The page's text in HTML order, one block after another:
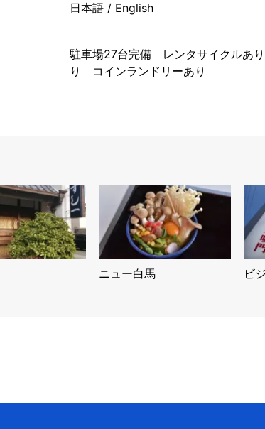
日本語 / English
駐車場27台完備 レンタサイクルあ
り コインランドリーあり
ニュー白馬 ビ